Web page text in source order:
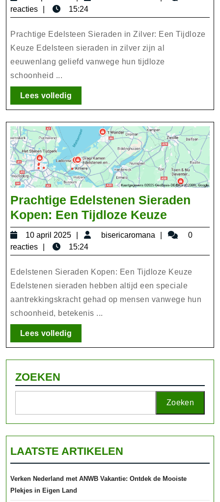
Sieraden
in
Zilver:
Tijdloze
Schoonheid
Betekenis
april
2025
reacties
15:24
Prachtige Edelsteen Sieraden in Zilver: Een Tijdloze
Keuze Edelsteen sieraden in zilver zijn al
eeuwenlang geliefd vanwege hun tijdloze
schoonheid ...
Lees volledigLees
volledig
Prachtige Edelstenen Sieraden
Kopen: Een Tijdloze Keuze
Sieraden
Kopen:
Een
Tijdloze
Keuze
10 april 2025
10
april
2025
bisericaromana bisericaromana
0
reacties
15:24
Edelstenen Sieraden Kopen: Een Tijdloze Keuze
Edelstenen sieraden hebben altijd een speciale
aantrekkingskracht gehad op mensen vanwege hun
schoonheid, betekenis ...
Lees volledigLees
volledig
ZOEKEN
Zoeken
LAATSTE ARTIKELEN
Verken Nederland met ANWB Vakantie: Ontdek de Mooiste
Plekjes in Eigen Land